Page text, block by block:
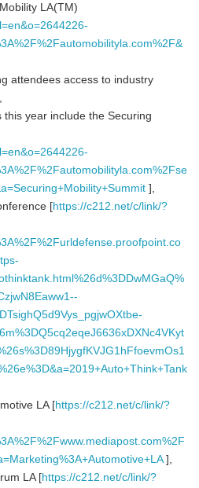
LA(TM)
attendees access to industry
this year include the Securing
],
[https://c212.net/c/link/?
LA [https://c212.net/c/link/?
],
LA [https://c212.net/c/link/?